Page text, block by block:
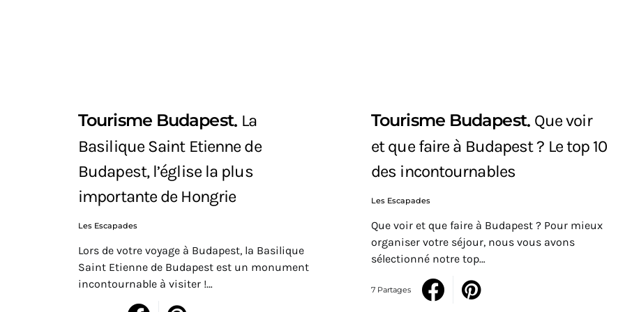
Tourisme Budapest La
Basilique Saint Etienne de
Budapest, l’église la plus
importante de Hongrie
Les Escapades
Lors de votre voyage à Budapest, la Basilique
Saint Etienne de Budapest est un monument
incontournable à visiter !…
Tourisme Budapest Que voir
et que faire à Budapest ? Le top 10
des incontournables
Les Escapades
Que voir et que faire à Budapest ? Pour mieux
organiser votre séjour, nous vous avons
sélectionné notre top…
7 Partages